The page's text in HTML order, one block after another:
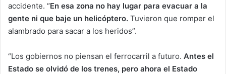
accidente. “En esa zona no hay lugar para evacuar a la
gente ni que baje un helicóptero. Tuvieron que romper el
alambrado para sacar a los heridos”.
“Los gobiernos no piensan el ferrocarril a futuro. Antes el
Estado se olvidó de los trenes, pero ahora el Estado